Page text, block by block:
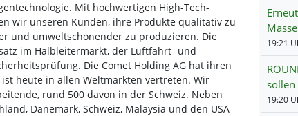
Mit hochwertigen High-Tech-
wir unseren Kunden, ihre Produkte qualitativ zu
und umweltschonender zu produzieren. Die
im Halbleitermarkt, der Luftfahrt- und
Die Comet Holding AG hat ihren
heute in allen Weltmärkten vertreten. Wir
rund 500 davon in der Schweiz. Neben
Dänemark, Schweiz, Malaysia und den USA
19:21
sollen
19:20